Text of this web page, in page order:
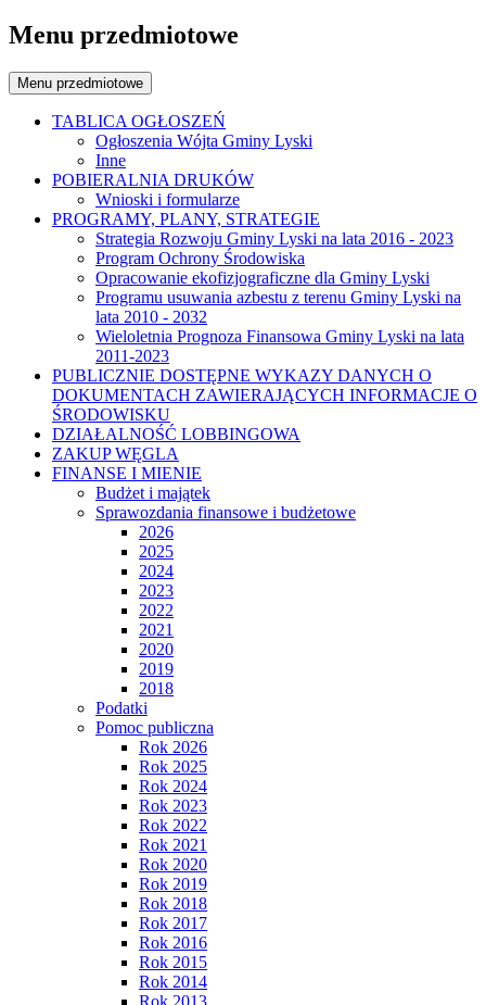
Menu przedmiotowe
Menu przedmiotowe
TABLICA OGŁOSZEŃ
Ogłoszenia Wójta Gminy Lyski
Inne
POBIERALNIA DRUKÓW
Wnioski i formularze
PROGRAMY, PLANY, STRATEGIE
Strategia Rozwoju Gminy Lyski na lata 2016 - 2023
Program Ochrony Środowiska
Opracowanie ekofizjograficzne dla Gminy Lyski
Programu usuwania azbestu z terenu Gminy Lyski na
lata 2010 - 2032
Wieloletnia Prognoza Finansowa Gminy Lyski na lata
2011-2023
PUBLICZNIE DOSTĘPNE WYKAZY DANYCH O
DOKUMENTACH ZAWIERAJĄCYCH INFORMACJE O
ŚRODOWISKU
DZIAŁALNOŚĆ LOBBINGOWA
ZAKUP WĘGLA
FINANSE I MIENIE
Budżet i majątek
Sprawozdania finansowe i budżetowe
2026
2025
2024
2023
2022
2021
2020
2019
2018
Podatki
Pomoc publiczna
Rok 2026
Rok 2025
Rok 2024
Rok 2023
Rok 2022
Rok 2021
Rok 2020
Rok 2019
Rok 2018
Rok 2017
Rok 2016
Rok 2015
Rok 2014